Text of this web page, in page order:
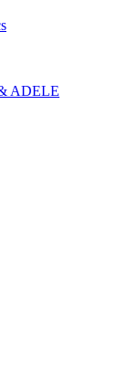
ADELE